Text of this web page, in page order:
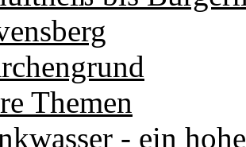
Themen
- ein